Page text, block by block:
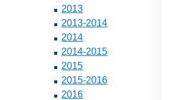
2013
2013-2014
2014
2014-2015
2015
2015-2016
2016